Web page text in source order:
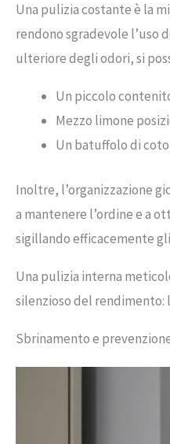
Una pulizia costante è la
rendono sgradevole l’uso
ulteriore degli odori, si
Un piccolo
Mezzo limone
Un batuffolo di
Inoltre, l’organizzazione
a mantenere l’ordine e a
sigillando efficacemente
Una pulizia interna
silenzioso del rendimento:
Sbrinamento e